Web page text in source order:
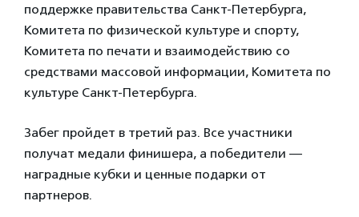
поддержке правительства Санкт-Петербурга,
Комитета по физической культуре и спорту,
Комитета по печати и взаимодействию со
средствами массовой информации, Комитета по
культуре Санкт-Петербурга.
Забег пройдет в третий раз. Все участники
получат медали финишера, а победители —
наградные кубки и ценные подарки от
партнеров.